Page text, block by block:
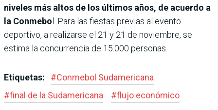
niveles más altos de los últimos años, de acuerdo a
la Conmebo l. Para las fiestas previas al evento
deportivo, a realizarse el 21 y 21 de noviembre, se
estima la concurrencia de 15.000 personas.
Etiquetas: #Conmebol Sudamericana
#final de la Sudamericana #flujo económico